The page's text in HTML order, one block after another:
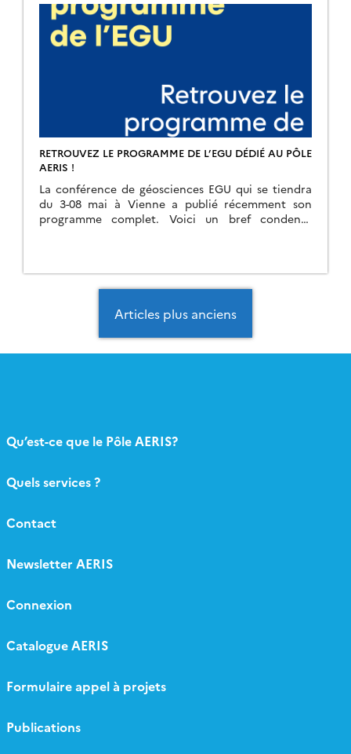
RETROUVEZ LE PROGRAMME DE L’EGU DÉDIÉ AU PÔLE
AERIS !
La conférence de géosciences EGU qui se tiendra
du 3-08 mai à Vienne a publié récemment son
programme complet. Voici un bref condensé
Articles plus anciens
Qu’est-ce que le Pôle AERIS?
Quels services ?
Contact
Newsletter AERIS
Connexion
Catalogue AERIS
Formulaire appel à projets
Publications